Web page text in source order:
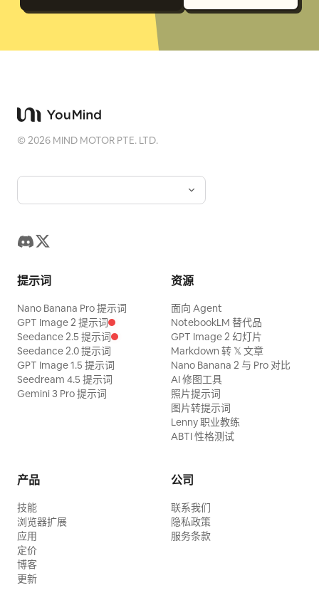
©2026 MIND MOTOR PTE. LTD.
提示词
Nano Banana Pro 提示词
GPT Image 2 提示词
Seedance 2.5 提示词
Seedance 2.0 提示词
GPT Image 1.5 提示词
Seedream 4.5 提示词
Gemini 3 Pro 提示词
资源
面向 Agent
NotebookLM 替代品
GPT Image 2 幻灯片
Markdown 转 𝕏 文章
Nano Banana 2 与 Pro 对比
AI 修图工具
照片提示词
图片转提示词
Lenny 职业教练
ABTI 性格测试
产品
技能
浏览器扩展
应用
定价
博客
更新
公司
联系我们
隐私政策
服务条款